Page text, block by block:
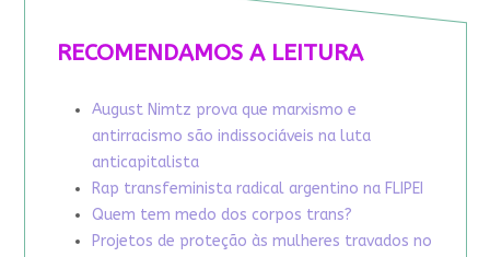
RECOMENDAMOS A LEITURA
August Nimtz prova que marxismo e
antirracismo são indissociáveis na luta
anticapitalista
Rap transfeminista radical argentino na FLIPEI
Quem tem medo dos corpos trans?
Projetos de proteção às mulheres travados no